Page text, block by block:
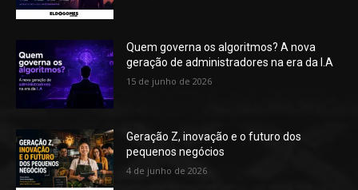
Quem governa os algoritmos? A nova
geração de administradores na era da I.A
15 de junho de 2026
Geração Z, inovação e o futuro dos
pequenos negócios
4 de junho de 2026